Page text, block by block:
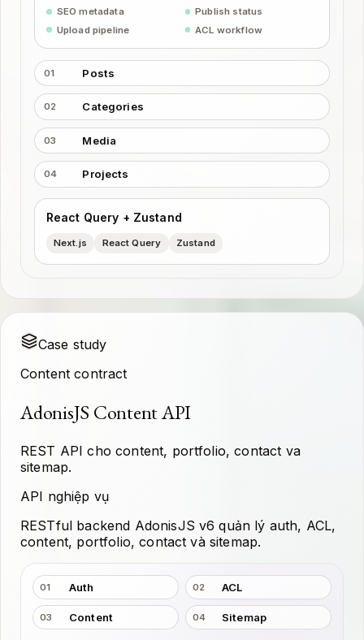
SEO metadata
Publish status
Upload pipeline
ACL workflow
01 Posts
02 Categories
03 Media
04 Projects
React Query + Zustand
Next.js React Query Zustand
Case study
Content contract
AdonisJS Content API
REST API cho content, portfolio, contact va
sitemap.
API nghiệp vụ
RESTful backend AdonisJS v6 quản lý auth, ACL,
content, portfolio, contact và sitemap.
01 Auth 02 ACL
03 Content 04 Sitemap